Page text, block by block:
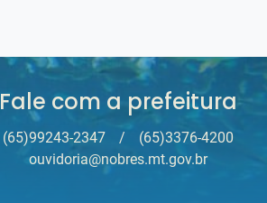
Fale com a prefeitura
(65)99243-2347 /
(65)3376-4200
ouvidoria@nobres.mt.gov.br